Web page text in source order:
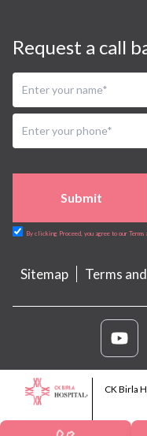
Request a call
Submit
By clicking Proceed, you agree to our
Sitemap Terms
CK Birla